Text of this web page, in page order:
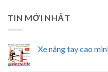
TIN MỚI NHẤT
Xe nâng tay cao